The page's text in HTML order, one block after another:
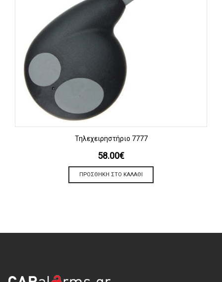
Τηλεχειρηστήριο 7777
58.00€
ΠΡΟΣΘΉΚΗ ΣΤΟ ΚΑΛΆΘΙ